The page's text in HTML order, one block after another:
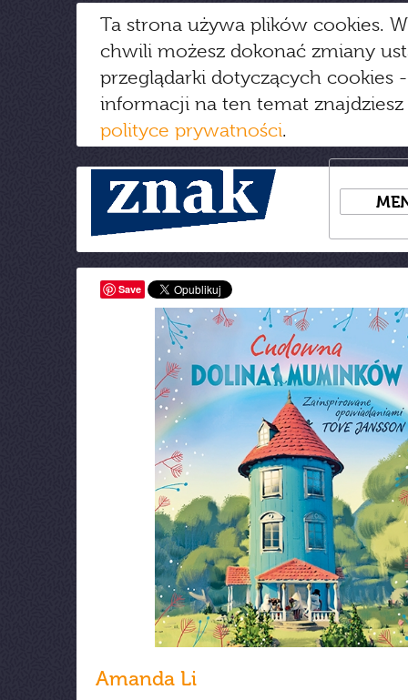
Ta strona używa plików cookies.
chwili możesz dokonać zmiany
przeglądarki dotyczących cookies
informacji na ten temat
polityce prywatności.
Save
Amanda Li